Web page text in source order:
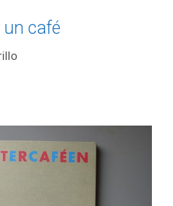
un café